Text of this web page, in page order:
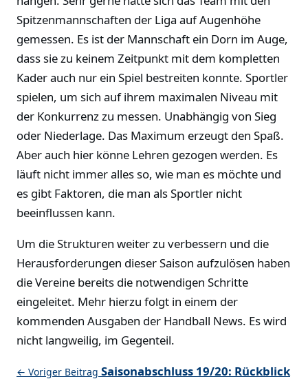
Spitzenmannschaften der Liga auf Augenhöhe
gemessen. Es ist der Mannschaft ein Dorn im Auge,
dass sie zu keinem Zeitpunkt mit dem kompletten
Kader auch nur ein Spiel bestreiten konnte. Sportler
spielen, um sich auf ihrem maximalen Niveau mit
der Konkurrenz zu messen. Unabhängig von Sieg
oder Niederlage. Das Maximum erzeugt den Spaß.
Aber auch hier könne Lehren gezogen werden. Es
läuft nicht immer alles so, wie man es möchte und
es gibt Faktoren, die man als Sportler nicht
beeinflussen kann.
Um die Strukturen weiter zu verbessern und die
Herausforderungen dieser Saison aufzulösen haben
die Vereine bereits die notwendigen Schritte
eingeleitet. Mehr hierzu folgt in einem der
kommenden Ausgaben der Handball News. Es wird
nicht langweilig, im Gegenteil.
← Voriger Beitrag Saisonabschluss 19/20: Rückblick